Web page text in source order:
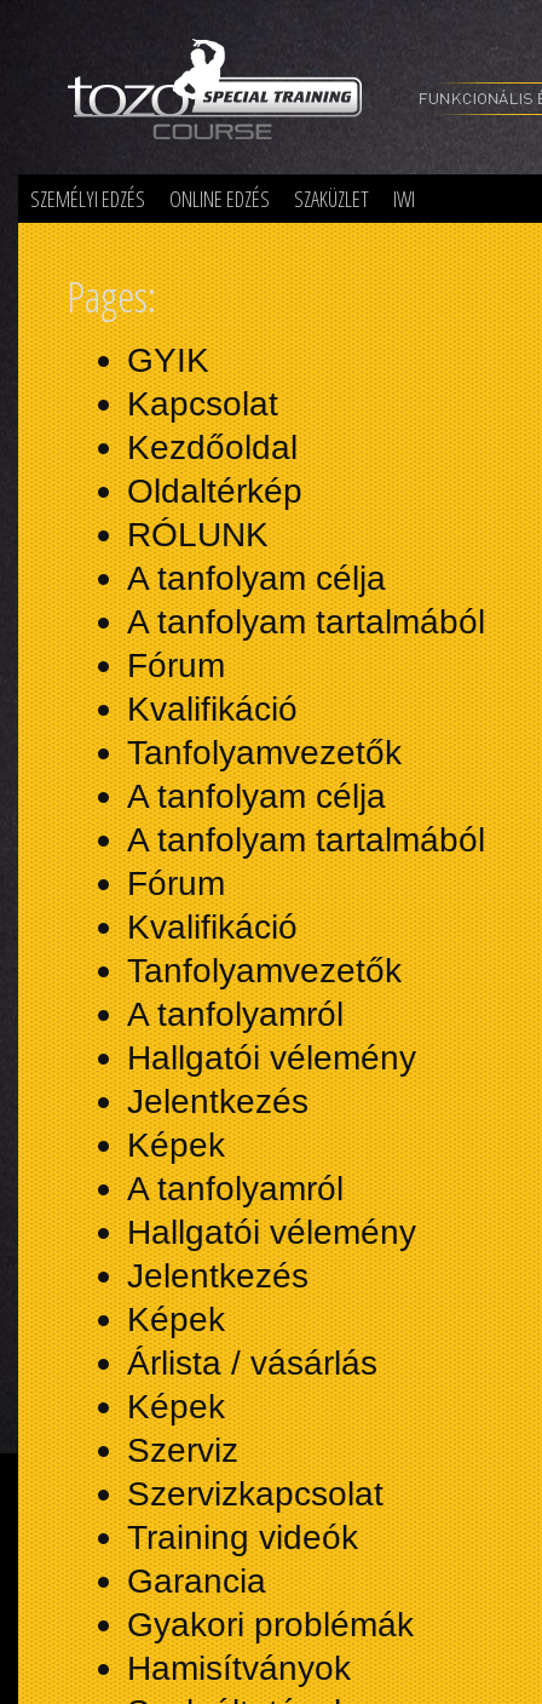
Special Training
SZEMÉLYI EDZÉS ONLINE EDZÉS SZAKÜZLET IWI
Pages:
GYIK
Kapcsolat
Kezdőoldal
Oldaltérkép
RÓLUNK
A tanfolyam célja
A tanfolyam tartalmából
Fórum
Kvalifikáció
Tanfolyamvezetők
A tanfolyam célja
A tanfolyam tartalmából
Fórum
Kvalifikáció
Tanfolyamvezetők
A tanfolyamról
Hallgatói vélemény
Jelentkezés
Képek
A tanfolyamról
Hallgatói vélemény
Jelentkezés
Képek
Árlista / vásárlás
Képek
Szerviz
Szervizkapcsolat
Training videók
Garancia
Gyakori problémák
Hamisítványok